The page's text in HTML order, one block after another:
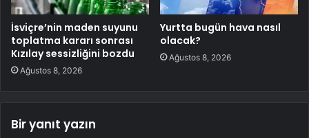
İsviçre’nin maden suyunu
toplatma kararı sonrası
Kızılay sessizliğini bozdu
Ağustos 8, 2026
Yurtta bugün hava nasıl
olacak?
Ağustos 8, 2026
Bir yanıt yazın